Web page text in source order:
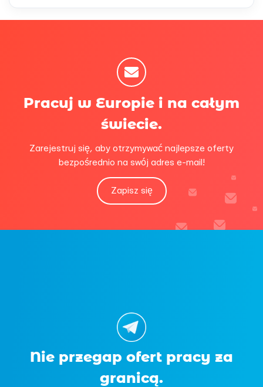
Pracuj w Europie i na całym
świecie.
Zarejestruj się, aby otrzymywać najlepsze oferty
bezpośrednio na swój adres e-mail!
Zapisz się
Nie przegap ofert pracy za
granicą.